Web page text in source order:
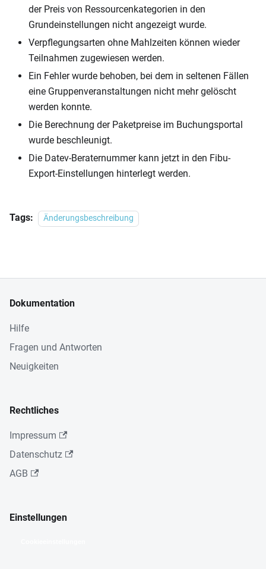
der Preis von Ressourcenkategorien in den
Grundeinstellungen nicht angezeigt wurde.
Verpflegungsarten ohne Mahlzeiten können wieder
Teilnahmen zugewiesen werden.
Ein Fehler wurde behoben, bei dem in seltenen Fällen
eine Gruppenveranstaltungen nicht mehr gelöscht
werden konnte.
Die Berechnung der Paketpreise im Buchungsportal
wurde beschleunigt.
Die Datev-Beraternummer kann jetzt in den Fibu-
Export-Einstellungen hinterlegt werden.
Tags: Änderungsbeschreibung
Dokumentation
Hilfe
Fragen und Antworten
Neuigkeiten
Rechtliches
Impressum
Datenschutz
AGB
Einstellungen